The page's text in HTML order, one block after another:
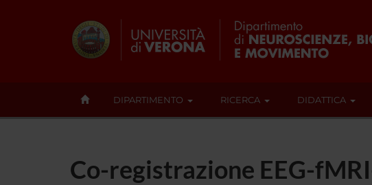
DIPARTIMENTO RICERCA DIDATTICA
Co-registrazione EEG-